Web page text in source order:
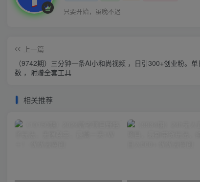
只要开始，虽晚不迟
上一篇
（9742期）三分钟一条AI小和尚视频 ，日引300+创业粉。
数 ，附赠全套工具
相关推荐